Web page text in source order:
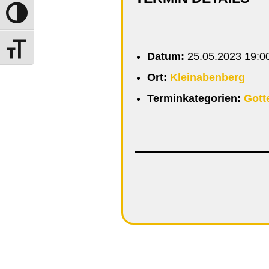
Umschalten auf hohe Kontraste
Schrift vergrößern Datum: 25.05.2023
Ort: Kleinabenberg
Terminkategorien: